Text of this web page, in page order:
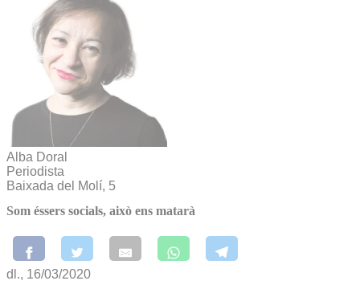
Alba Doral
Periodista
Baixada del Molí, 5
Som éssers socials, això ens matarà
dl., 16/03/2020